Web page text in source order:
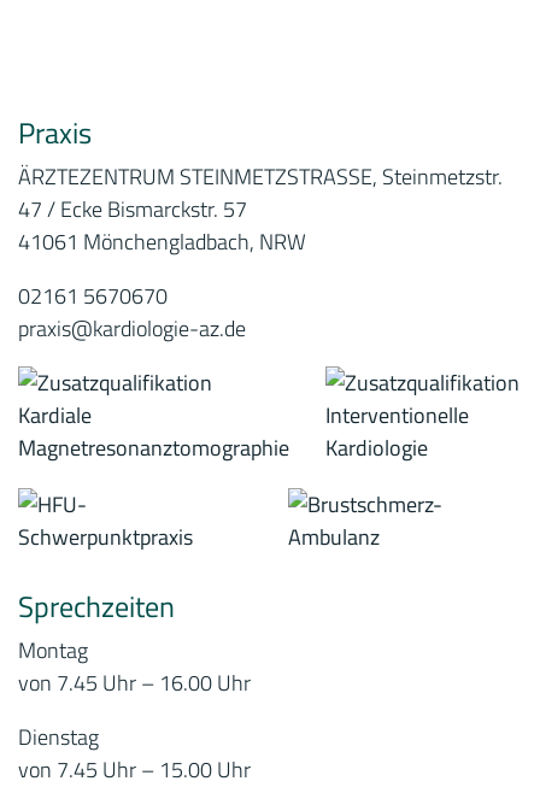
Praxis
ÄRZTEZENTRUM STEINMETZSTRASSE, Steinmetzstr.
47 / Ecke Bismarckstr. 57
41061 Mönchengladbach, NRW
02161 5670670
praxis@kardiologie-az.de
Sprechzeiten
Montag
von 7.45 Uhr – 16.00 Uhr
Dienstag
von 7.45 Uhr – 15.00 Uhr